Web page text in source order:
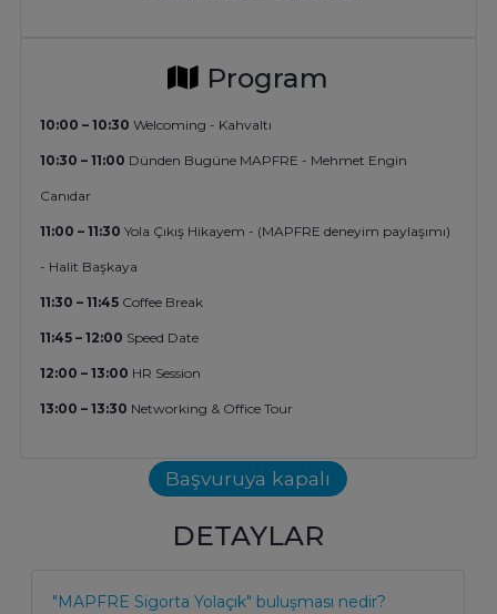
Program
10:00 – 10:30 Welcoming - Kahvaltı
10:30 – 11:00 Dünden Bugüne MAPFRE - Mehmet Engin
Canıdar
11:00 – 11:30 Yola Çıkış Hikayem - (MAPFRE deneyim paylaşımı)
- Halit Başkaya
11:30 – 11:45 Coffee Break
11:45 – 12:00 Speed Date
12:00 – 13:00 HR Session
13:00 – 13:30 Networking & Office Tour
Başvuruya kapalı
DETAYLAR
"MAPFRE Sigorta Yolaçık" buluşması nedir?